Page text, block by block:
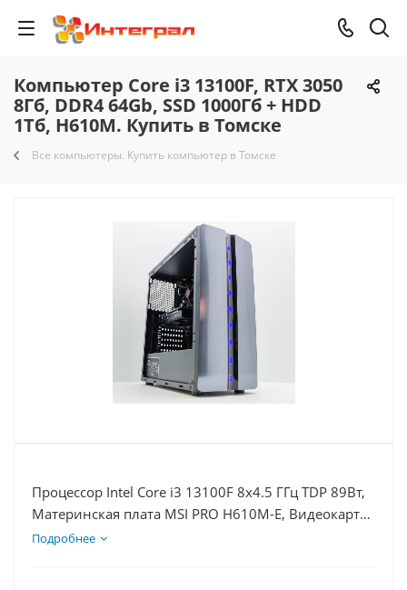
Компьютер Core i3 13100F, RTX 3050
8Гб, DDR4 64Gb, SSD 1000Гб + HDD
1Тб, H610M. Купить в Томске
Все компьютеры. Купить компьютер в Томске
Процессор Intel Core i3 13100F 8x4.5 ГГц TDP 89Вт,
Материнская плата MSI PRO H610M-E, Видеокарта
RTX 3050 8Гб, Память DDR4 64Gb, Диски SSD
Подробнее